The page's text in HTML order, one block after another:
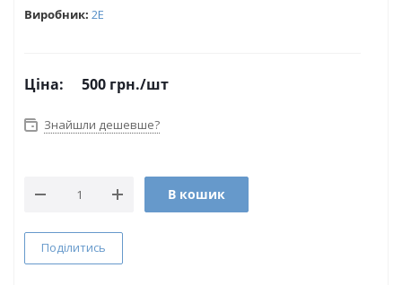
Виробник: 2Е
Ціна: 500 грн./шт
Знайшли дешевше?
В кошик
Поділитись